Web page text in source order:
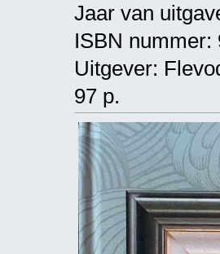
Jaar van
ISBN nummer:
Uitgever:
97 p.